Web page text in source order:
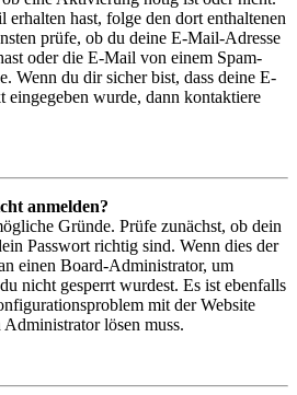
erhalten hast, folge den dort enthaltenen
prüfe, ob du deine E-Mail-Adresse
oder die E-Mail von einem Spam-
Wenn du dir sicher bist, dass deine E-
eingegeben wurde, dann kontaktiere
anmelden?
Gründe. Prüfe zunächst, ob dein
Passwort richtig sind. Wenn dies der
einen Board-Administrator, um
nicht gesperrt wurdest. Es ist ebenfalls
mit der Website
lösen muss.